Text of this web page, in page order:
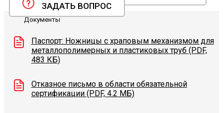
ЗАДАТЬ ВОПРОС
Документы
Паспорт: Ножницы с храповым механизмом для
металлополимерных и пластиковых труб (PDF,
483 КБ)
Отказное письмо в области обязательной
сертификации (PDF, 4.2 МБ)